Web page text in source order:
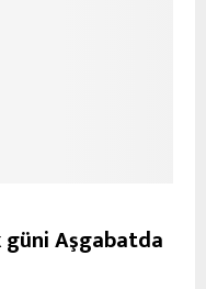
güni Aşgabatda